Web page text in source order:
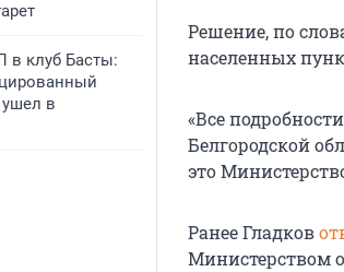
в клуб Басты:
в
Решение, по
населенных
«Все
Белгородской
это
Ранее Гладков
Министерством